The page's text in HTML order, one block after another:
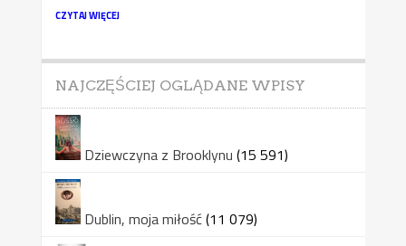
CZYTAJ WIĘCEJ
NAJCZĘŚCIEJ OGLĄDANE WPISY
Dziewczyna z Brooklynu (15 591)
Dublin, moja miłość(11 079)